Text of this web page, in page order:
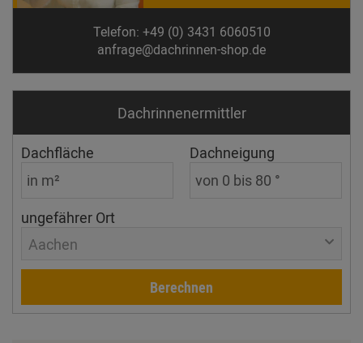
Telefon: +49 (0) 3431 6060510
anfrage@dachrinnen-shop.de
Dachrinnen­ermittler
Dachfläche Dachneigung
ungefährer Ort
Aachen
Berechnen